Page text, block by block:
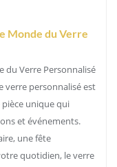
Monde du Verre
du Verre Personnalisé
verre personnalisé est
pièce unique qui
et événements.
une fête
quotidien, le verre